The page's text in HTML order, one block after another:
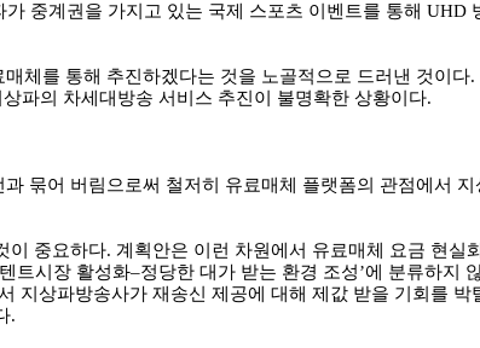
가 중계권을 가지고 있는 국제 스포츠 이벤트를 통해 UHD
매체를 통해 추진하겠다는 것을 노골적으로 드러낸 것이다.
파의 차세대방송 서비스 추진이 불명확한 상황이다.
묶어 버림으로써 철저히 유료매체 플랫폼의 관점에서
이 중요하다. 계획안은 이런 차원에서 유료매체 요금 현실
트시장 활성화–정당한 대가 받는 환경 조성’에 분류하지
지상파방송사가 재송신 제공에 대해 제값 받을 기회를 박
.